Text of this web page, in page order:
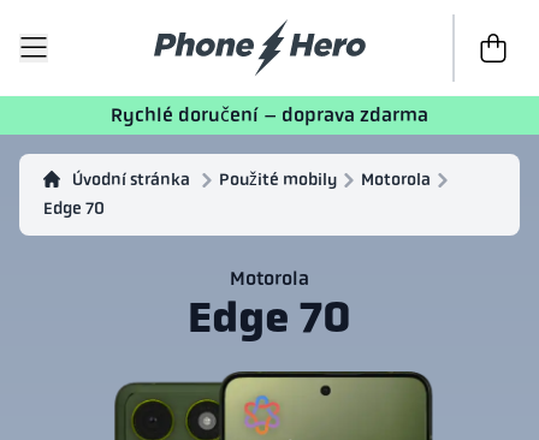
K
Rychlé doručení – doprava zdarma
Úvodní stránka Použité mobily
Motorola
Edge 70
Motorola
Edge 70